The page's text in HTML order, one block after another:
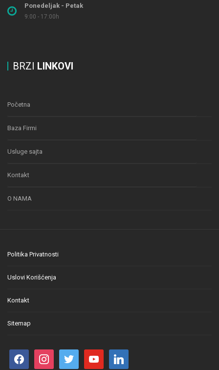
Ponedeljak - Petak
9:00 - 17:00h
BRZI LINKOVI
Početna
Baza Firmi
Usluge sajta
Kontakt
O NAMA
Politika Privatnosti
Uslovi Korišćenja
Kontakt
Sitemap